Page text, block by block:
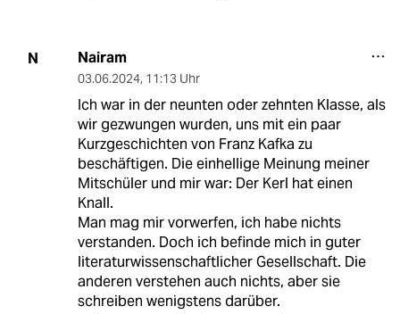
N Nairam
03.06.2024, 11:13 Uhr
Ich war in der neunten oder zehnten Klasse, als
wir gezwungen wurden, uns mit ein paar
Kurzgeschichten von Franz Kafka zu
beschäftigen. Die einhellige Meinung meiner
Mitschüler und mir war: Der Kerl hat einen
Knall.
Man mag mir vorwerfen, ich habe nichts
verstanden. Doch ich befinde mich in guter
literaturwissenschaftlicher Gesellschaft. Die
anderen verstehen auch nichts, aber sie
schreiben wenigstens darüber.